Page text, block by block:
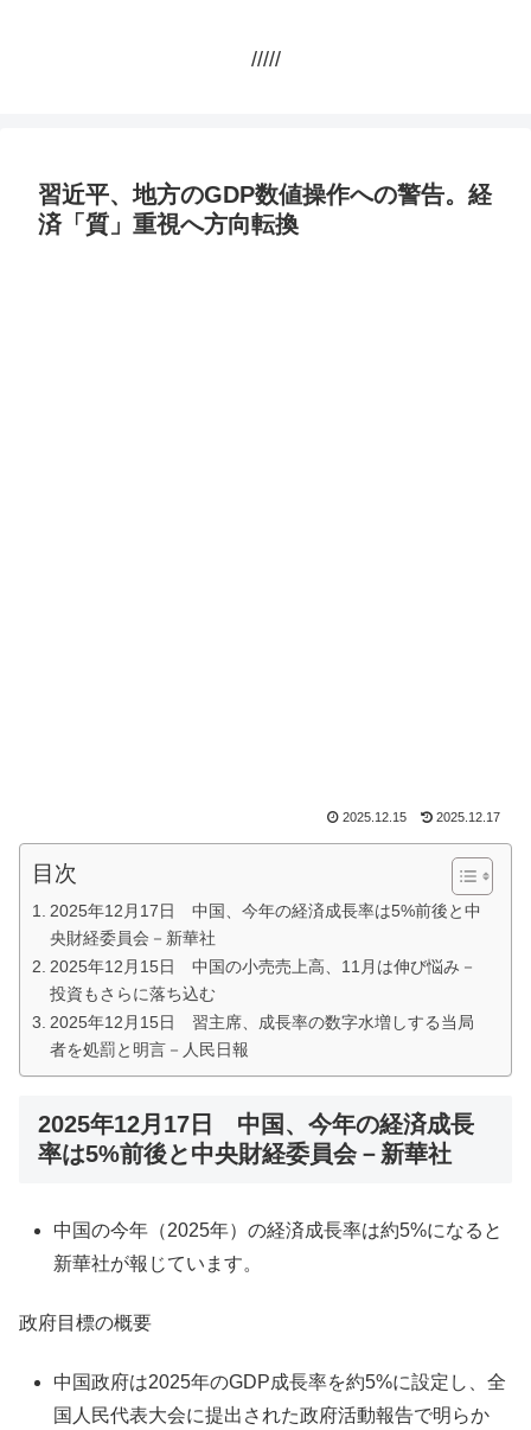
/////
習近平、地方のGDP数値操作への警告。経
済「質」重視へ方向転換
2025.12.15 2025.12.17
目次
2025年12月17日 中国、今年の経済成長率は5%前後と中
央財経委員会－新華社
2025年12月15日 中国の小売売上高、11月は伸び悩み－
投資もさらに落ち込む
2025年12月15日 習主席、成長率の数字水増しする当局
者を処罰と明言－人民日報
2025年12月17日 中国、今年の経済成長
率は5%前後と中央財経委員会－新華社
中国の今年（2025年）の経済成長率は約5%になると
新華社が報じています。​
政府目標の概要
中国政府は2025年のGDP成長率を約5%に設定し、全
国人民代表大会に提出された政府活動報告で明らか